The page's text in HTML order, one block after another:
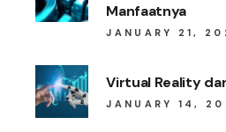
Manfaatnya
JANUARY 21,
Virtual Reality
JANUARY 14,